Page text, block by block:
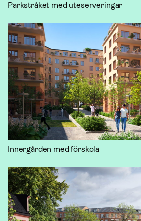
Parkstråket med uteserveringar
Innergården med förskola